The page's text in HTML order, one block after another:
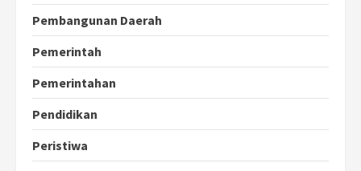
Pembangunan Daerah
Pemerintah
Pemerintahan
Pendidikan
Peristiwa